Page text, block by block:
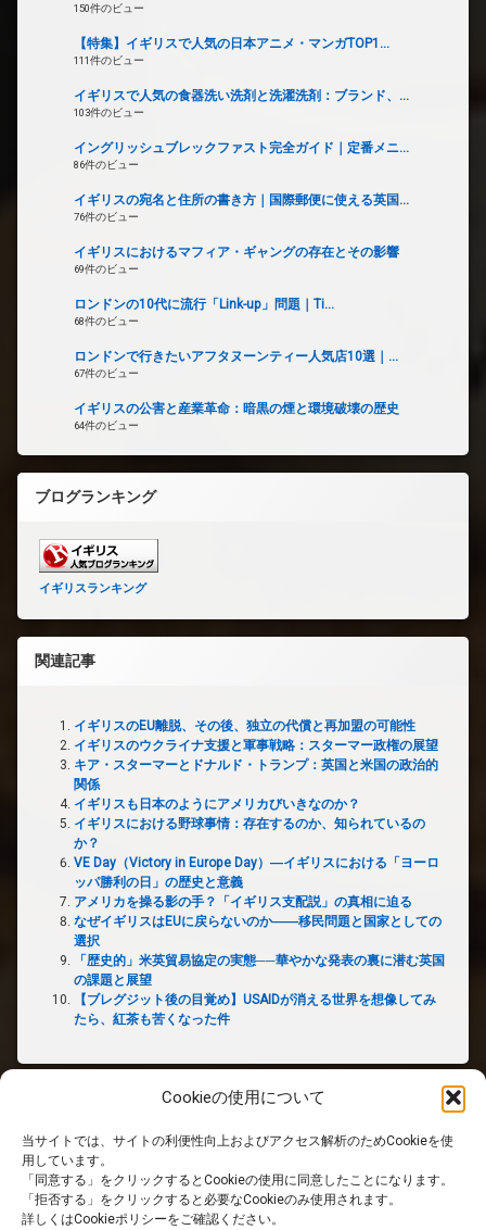
Cookieの使用について
当サイトでは、サイトの利便性向上およびアクセス解析のためCookieを使
用しています。
「同意する」をクリックするとCookieの使用に同意したことになります。
「拒否する」をクリックすると必要なCookieのみ使用されます。
詳しくはCookieポリシーをご確認ください。
150件のビュー
【特集】イギリスで人気の日本アニメ・マンガTOP1...
111件のビュー
イギリスで人気の食器洗い洗剤と洗濯洗剤：ブランド、...
103件のビュー
イングリッシュブレックファスト完全ガイド｜定番メニ...
86件のビュー
イギリスの宛名と住所の書き方｜国際郵便に使える英国...
76件のビュー
イギリスにおけるマフィア・ギャングの存在とその影響
69件のビュー
ロンドンの10代に流行「Link-up」問題｜Ti...
68件のビュー
ロンドンで行きたいアフタヌーンティー人気店10選｜...
67件のビュー
イギリスの公害と産業革命：暗黒の煙と環境破壊の歴史
64件のビュー
ブログランキング
イギリスランキング
関連記事
イギリスのEU離脱、その後、独立の代償と再加盟の可能性
イギリスのウクライナ支援と軍事戦略：スターマー政権の展望
キア・スターマーとドナルド・トランプ：英国と米国の政治的
関係
イギリスも日本のようにアメリカびいきなのか？
イギリスにおける野球事情：存在するのか、知られているの
か？
VE Day（Victory in Europe Day）―イギリスにおける「ヨーロ
ッパ勝利の日」の歴史と意義
アメリカを操る影の手？「イギリス支配説」の真相に迫る
なぜイギリスはEUに戻らないのか――移民問題と国家としての
選択
「歴史的」米英貿易協定の実態──華やかな発表の裏に潜む英国
の課題と展望
【ブレグジット後の目覚め】USAIDが消える世界を想像してみ
たら、紅茶も苦くなった件
ホーム
PRIVACY POLICY